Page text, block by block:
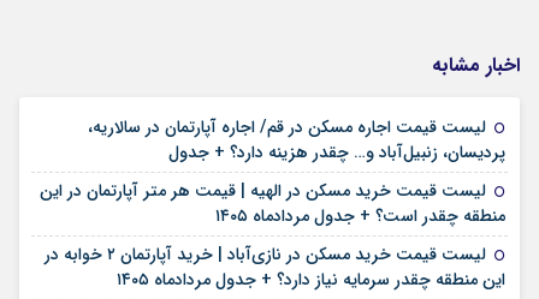
اخبار مشابه
لیست قیمت اجاره مسکن در قم/ اجاره آپارتمان در سالاریه،
پردیسان، زنبیل‌آباد و… چقدر هزینه دارد؟ + جدول
لیست قیمت خرید مسکن در الهیه | قیمت هر متر آپارتمان در این
منطقه چقدر است؟ + جدول مردادماه ۱۴۰۵
لیست قیمت خرید مسکن در نازی‌آباد | خرید آپارتمان ۲ خوابه در
این منطقه چقدر سرمایه نیاز دارد؟ + جدول مردادماه ۱۴۰۵